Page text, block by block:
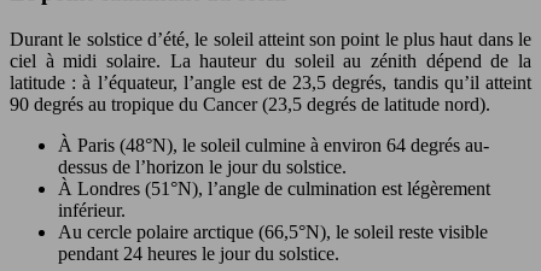
Durant le solstice d’été, le soleil atteint son point le plus haut dans le
ciel à midi solaire. La hauteur du soleil au zénith dépend de la
latitude : à l’équateur, l’angle est de 23,5 degrés, tandis qu’il atteint
90 degrés au tropique du Cancer (23,5 degrés de latitude nord).
À Paris (48°N), le soleil culmine à environ 64 degrés au-
dessus de l’horizon le jour du solstice.
À Londres (51°N), l’angle de culmination est légèrement
inférieur.
Au cercle polaire arctique (66,5°N), le soleil reste visible
pendant 24 heures le jour du solstice.